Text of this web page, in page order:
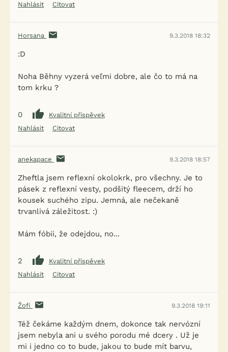
Nahlásit
Citovat
Horsana 9.3.2018 18:32
:D
Noha Běhny vyzerá veľmi dobre, ale čo to má na
tom krku ?
0
Kvalitní příspěvek
Nahlásit
Citovat
anekapace 9.3.2018 18:57
Zheftla jsem reflexní okolokrk, pro všechny. Je to
pásek z reflexní vesty, podšitý fleecem, drží ho
kousek suchého zipu. Jemná, ale nečekaně
trvanlivá záležitost. :)
Mám fóbii, že odejdou, no...
2
Kvalitní příspěvek
Nahlásit
Citovat
Žofi 9.3.2018 19:11
Též čekáme každým dnem, dokonce tak nervózní
jsem nebyla ani u svého porodu mé dcery . Už je
mi i jedno co to bude, jakou to bude mít barvu,